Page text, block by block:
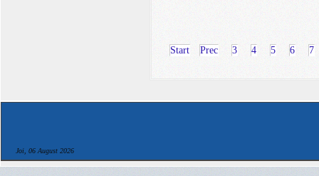
Start Prec 3 4 5 6 7
Joi, 06 August 2026